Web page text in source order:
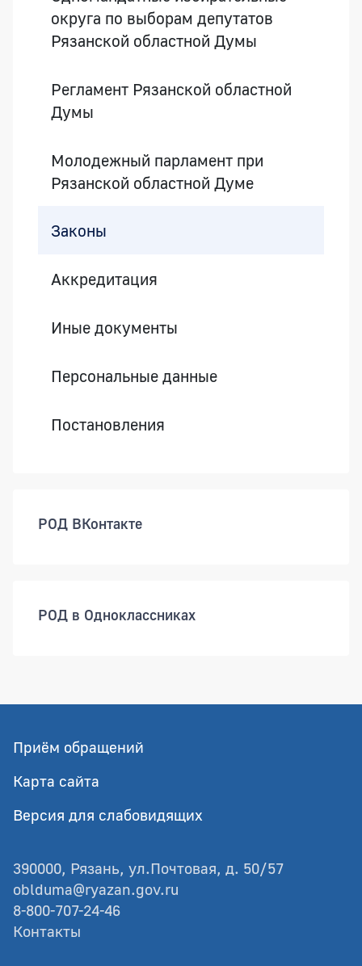
округа по выборам депутатов
Рязанской областной Думы
Регламент Рязанской областной
Думы
Молодежный парламент при
Рязанской областной Думе
Законы
Аккредитация
Иные документы
Персональные данные
Постановления
РОД ВКонтакте
РОД в Одноклассниках
Приём обращений
Карта сайта
Версия для слабовидящих
390000, Рязань, ул.Почтовая, д. 50/57
oblduma@ryazan.gov.ru
8-800-707-24-46
Контакты